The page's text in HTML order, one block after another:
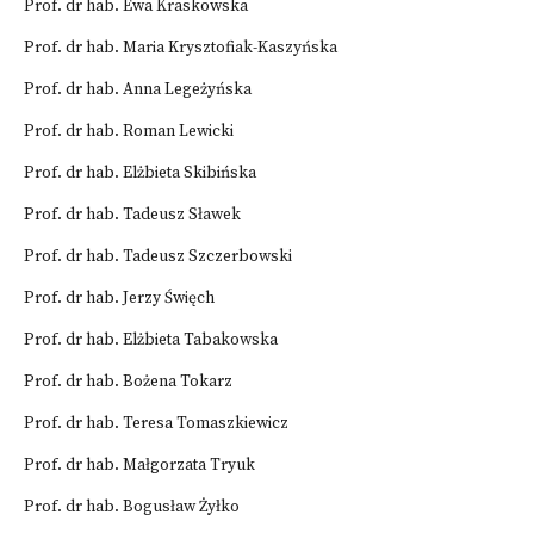
Prof. dr hab. Ewa Kraskowska
Prof. dr hab. Maria Krysztofiak-Kaszyńska
Prof. dr hab. Anna Legeżyńska
Prof. dr hab. Roman Lewicki
Prof. dr hab. Elżbieta Skibińska
Prof. dr hab. Tadeusz Sławek
Prof. dr hab. Tadeusz Szczerbowski
Prof. dr hab. Jerzy Święch
Prof. dr hab. Elżbieta Tabakowska
Prof. dr hab. Bożena Tokarz
Prof. dr hab. Teresa Tomaszkiewicz
Prof. dr hab. Małgorzata Tryuk
Prof. dr hab. Bogusław Żyłko